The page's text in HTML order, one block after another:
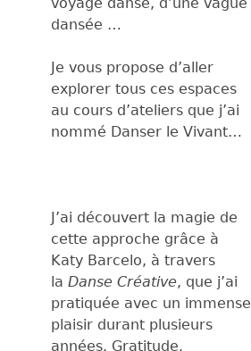
dansée …
Je vous propose d’aller
explorer tous ces espaces
au cours d’ateliers que j’ai
nommé Danser le Vivant…
J’ai découvert la magie de
cette approche grâce à
Katy Barcelo, à travers
la Danse Créative, que j’ai
pratiquée avec un immense
plaisir durant plusieurs
années. Gratitude.